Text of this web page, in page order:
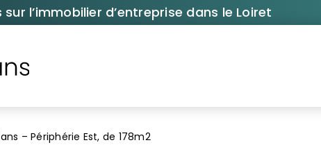
l’immobilier d’entreprise dans le Loiret
– Périphérie Est, de 178m2